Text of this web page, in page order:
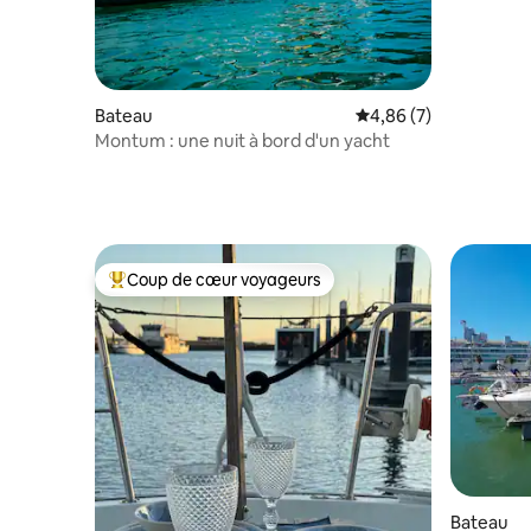
Bateau Évaluation moyenne
4,86 (7)
Montum : une nuit à bord d'un yacht
Coups de cœur voyageurs les plus appréciés
Coup de cœur voyageurs
Bateau